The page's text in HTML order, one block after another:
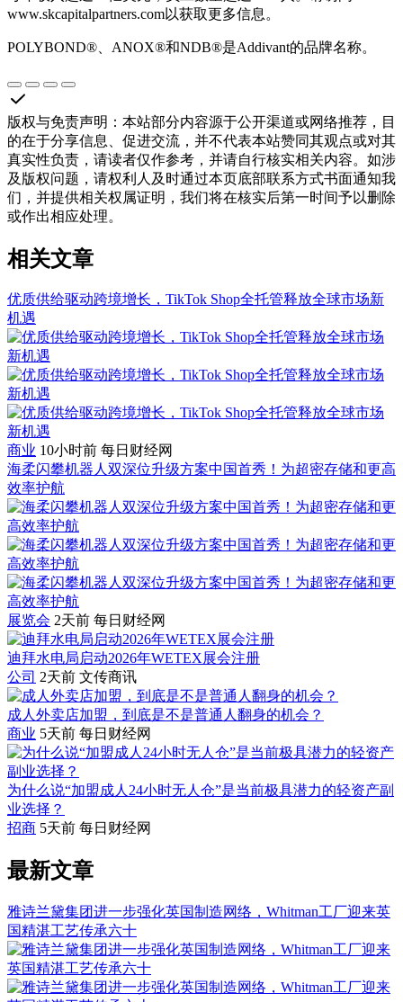
www.skcapitalpartners.com以获取更多信息。
POLYBOND®、ANOX®和NDB®是Addivant的品牌名称。
版权与免责声明 ： 本站部分内容源于公开渠道或网络推荐，目
的在于分享信息、促进交流，并不代表本站赞同其观点或对其
真实性负责，请读者仅作参考，并请自行核实相关内容。如涉
及版权问题，请权利人及时通过本页底部联系方式书面通知我
们，并提供相关权属证明，我们将在核实后第一时间予以删除
或作出相应处理。
相关文章
优质供给驱动跨境增长，TikTok Shop全托管释放全球市场新
机遇
商业 10小时前 每日财经网
海柔闪攀机器人双深位升级方案中国首秀！为超密存储和更高
效率护航
展览会 2天前 每日财经网
迪拜水电局启动2026年WETEX展会注册
公司 2天前 文传商讯
成人外卖店加盟，到底是不是普通人翻身的机会？
商业 5天前 每日财经网
为什么说“加盟成人24小时无人仓”是当前极具潜力的轻资产副
业选择？
招商 5天前 每日财经网
最新文章
雅诗兰黛集团进一步强化英国制造网络，Whitman工厂迎来英
国精湛工艺传承六十